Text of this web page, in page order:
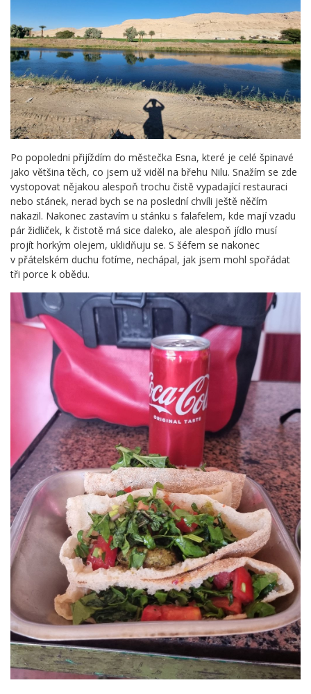
Po popoledni přijíždím do městečka Esna, které je celé špinavé
jako většina těch, co jsem už viděl na břehu Nilu. Snažím se zde
vystopovat nějakou alespoň trochu čistě vypadající restauraci
nebo stánek, nerad bych se na poslední chvíli ještě něčím
nakazil. Nakonec zastavím u stánku s falafelem, kde mají vzadu
pár židliček, k čistotě má sice daleko, ale alespoň jídlo musí
projít horkým olejem, uklidňuju se. S šéfem se nakonec
v přátelském duchu fotíme, nechápal, jak jsem mohl spořádat
tři porce k obědu.